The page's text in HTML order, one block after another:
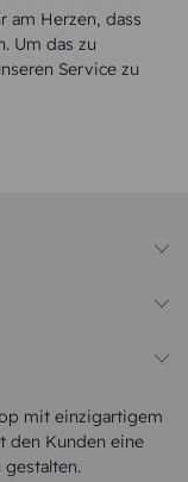
am Herzen, dass
Um das zu
Service zu
mit einzigartigem
den Kunden eine